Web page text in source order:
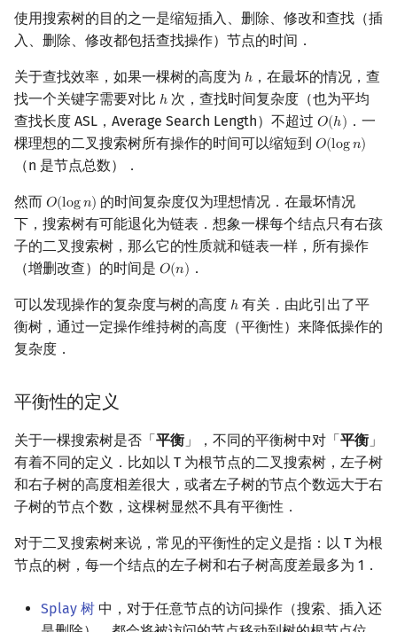
使用搜索树的目的之一是缩短插入、删除、修改和查找（插
入、删除、修改都包括查找操作）节点的时间．
关于查找效率，如果一棵树的高度为 ℎ
h ，在最坏的情况，查
找一个关键字需要对比 ℎ
h 次，查找时间复杂度（也为平均
查找长度 ASL，Average Search Length）不超过 𝑂(ℎ)
O(h) ．一
棵理想的二叉搜索树所有操作的时间可以缩短到 𝑂(log𝑛)
O(logn)
（n 是节点总数）．
然而 𝑂(log𝑛)
O(logn) 的时间复杂度仅为理想情况．在最坏情况
下，搜索树有可能退化为链表．想象一棵每个结点只有右孩
子的二叉搜索树，那么它的性质就和链表一样，所有操作
（增删改查）的时间是 𝑂(𝑛)
O(n) ．
可以发现操作的复杂度与树的高度 ℎ
h 有关．由此引出了平
衡树，通过一定操作维持树的高度（平衡性）来降低操作的
复杂度．
平衡性的定义
关于一棵搜索树是否「 平衡 」，不同的平衡树中对「 平衡 」
有着不同的定义．比如以 T 为根节点的二叉搜索树，左子树
和右子树的高度相差很大，或者左子树的节点个数远大于右
子树的节点个数，这棵树显然不具有平衡性．
对于二叉搜索树来说，常见的平衡性的定义是指：以 T 为根
节点的树，每一个结点的左子树和右子树高度差最多为 1．
Splay 树 中，对于任意节点的访问操作（搜索、插入还